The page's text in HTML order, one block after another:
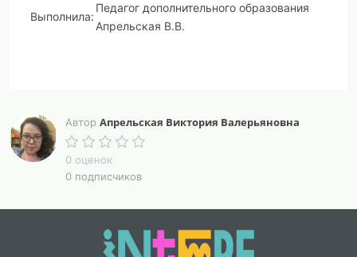
Выполнила:
Педагог дополнительного образования
Апрельская В.В.
образования требует постоянной работы над собой.
Ведь дети все разные, каждое поколение ставит
новые воспитательные и образовательные задачи
перед нами. Поэтому и молодой, и опытный
воспитатель выбирает для себя тему, которой
Практическая значимость плана:
повышение
Автор Апрельская Виктория Валерьяновна
0 оценок
0 подписчиков